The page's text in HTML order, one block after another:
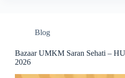
Blog
Bazaar UMKM Saran Sehati –
2026